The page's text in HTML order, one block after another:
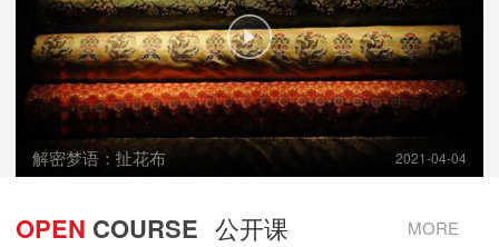
解密梦语：扯花布 2021-04-04
OPEN COURSE 公开课 MORE